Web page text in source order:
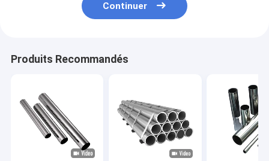
Continuer
Produits Recommandés